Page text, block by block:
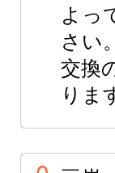
よっ
さい。
交換
りま